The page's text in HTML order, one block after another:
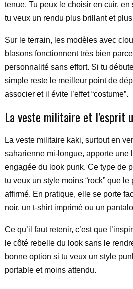
tenue. Tu peux le choisir en cuir,
tu veux un rendu plus brillant et
Sur le terrain, les modèles avec
blasons fonctionnent très bien
personnalité sans effort. Si tu
simple reste le meilleur point de
associer et il évite l’effet “costume”.
La veste militaire et l’esprit
La veste militaire kaki, surtout en
saharienne mi-longue, apporte une
engagée du look punk. Ce type de
tu veux un style moins “rock” que
affirmé. En pratique, elle se porte
noir, un t-shirt imprimé ou un
Ce qu’il faut retenir, c’est que
le côté rebelle du look sans le
bonne option si tu veux un style
portable et moins attendu.